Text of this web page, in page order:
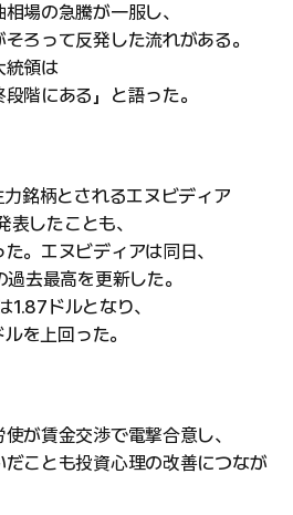
場の急騰が一服し、
ろって反発した流れがある。
統領は
階にある」と語った。
銘柄とされるエヌビディア
表したことも、
。エヌビディアは同日、
去最高を更新した。
1.87ドルとなり、
を上回った。
が賃金交渉で電撃合意し、
ことも投資心理の改善につなが